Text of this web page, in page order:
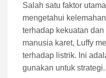
Salah satu faktor
mengetahui
terhadap kekuatan
manusia karet, Luffy
terhadap listrik. Ini
gunakan untuk strategi.